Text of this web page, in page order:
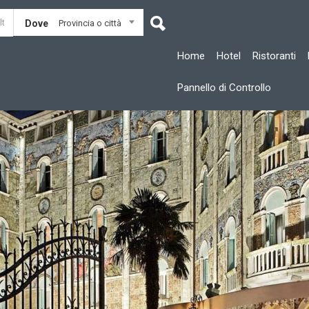
Dove Provincia o città
Home Hotel Ristoranti
Pannello di Controllo